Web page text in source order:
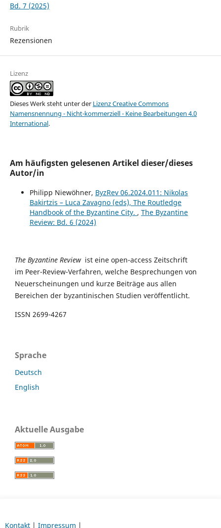
Bd. 7 (2025)
Rubrik
Rezensionen
Lizenz
Dieses Werk steht unter der Lizenz Creative Commons
Namensnennung - Nicht-kommerziell - Keine Bearbeitungen 4.0
International.
Am häufigsten gelesenen Artikel dieser/dieses
Autor/in
Philipp Niewöhner, ByzRev 06.2024.011: Nikolas
Bakirtzis – Luca Zavagno (eds), The Routledge
Handbook of the Byzantine City. , The Byzantine
Review: Bd. 6 (2024)
The Byzantine Reviewist eine open-access Zeitschrift
im Peer-Review-Verfahren, welche Besprechungen von
Neuerscheinungen und kurze Beiträge aus allen
Bereichen der byzantinischen Studien veröffentlicht.
ISSN 2699-4267
Sprache
Deutsch
English
Aktuelle Ausgabe
Kontakt| Impressum |